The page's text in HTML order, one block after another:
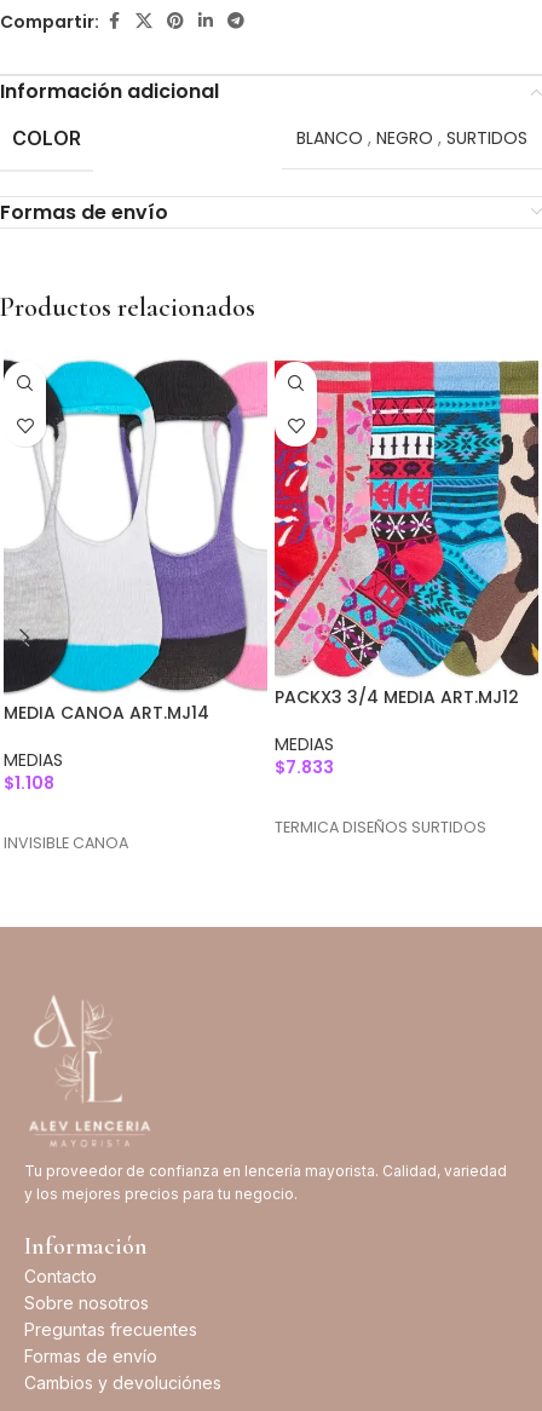
Compartir:
Información adicional
COLOR BLANCO , NEGRO , SURTIDOS
Formas de envío
Productos relacionados
MEDIA CANOA ART.MJ14
MEDIAS
$1.108
INVISIBLE CANOA
PACKX3 3/4 MEDIA ART.MJ12
MEDIAS
$7.833
TERMICA DISEÑOS SURTIDOS
Tu proveedor de confianza en lencería mayorista. Calidad, variedad
y los mejores precios para tu negocio.
Información
Contacto
Sobre nosotros
Preguntas frecuentes
Formas de envío
Cambios y devoluciónes